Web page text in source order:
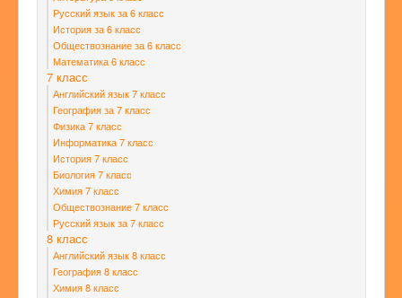
Русский язык за 6 класс
История за 6 класс
Обществознание за 6 класс
Математика 6 класс
7 класс
Английский язык 7 класс
География за 7 класс
Физика 7 класс
Информатика 7 класс
История 7 класс
Биология 7 класс
Химия 7 класс
Обществознание 7 класс
Русский язык за 7 класс
8 класс
Английский язык 8 класс
География 8 класс
Химия 8 класс